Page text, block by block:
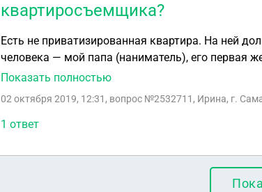
квартиросъемщика?
Есть не приватизированная квартира. На ней
человека — мой папа (наниматель), его первая
несовершеннолетний. Отец умер, мы его
квартиросъёмщика?
Показать полностью
02 октября 2019, 12:31 , вопрос №2532711, Ирина, г.
1 ответ